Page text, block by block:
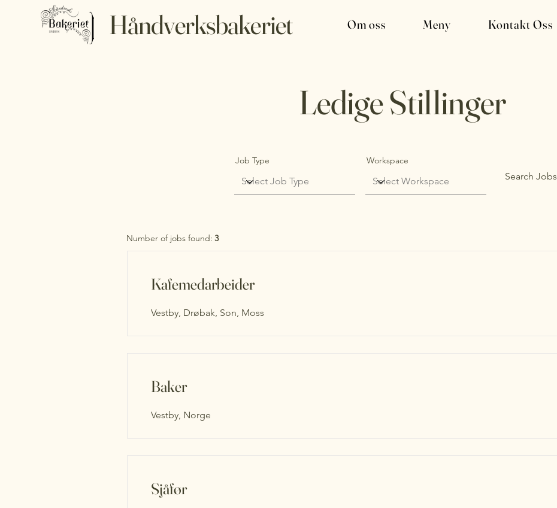
Håndverksbakeriet Om oss Meny Kontakt Oss
Ledige Stillinger
Job Type Workspace
Search Jobs
Number of jobs found: 3
Kafemedarbeider
Vestby, Drøbak, Son, Moss
Baker
Vestby, Norge
Sjåfør